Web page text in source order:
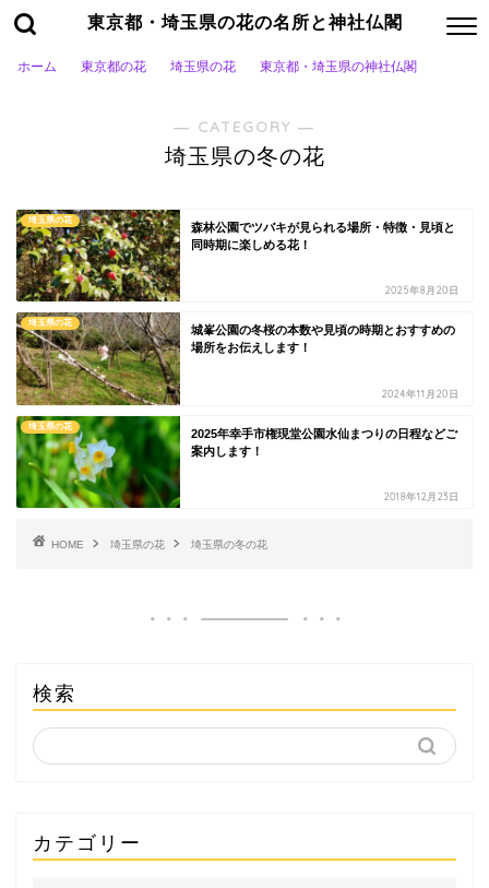
東京都・埼玉県の花の名所と神社仏閣
ホーム 東京都の花 埼玉県の花 東京都・埼玉県の神社仏閣
― CATEGORY ―
埼玉県の冬の花
埼玉県の花
森林公園でツバキが見られる場所・特徴・見頃と
同時期に楽しめる花！
2025年8月20日
埼玉県の花
城峯公園の冬桜の本数や見頃の時期とおすすめの
場所をお伝えします！
2024年11月20日
埼玉県の花
2025年幸手市権現堂公園水仙まつりの日程などご
案内します！
2018年12月23日
HOME 埼玉県の花 埼玉県の冬の花
検索
カテゴリー